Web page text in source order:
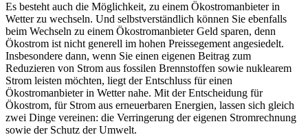
Es besteht auch die Möglichkeit, zu einem Ökostromanbieter in
Wetter zu wechseln. Und selbstverständlich können Sie ebenfalls
beim Wechseln zu einem Ökostromanbieter Geld sparen, denn
Ökostrom ist nicht generell im hohen Preissegement angesiedelt.
Insbesondere dann, wenn Sie einen eigenen Beitrag zum
Reduzieren von Strom aus fossilen Brennstoffen sowie nuklearem
Strom leisten möchten, liegt der Entschluss für einen
Ökostromanbieter in Wetter nahe. Mit der Entscheidung für
Ökostrom, für Strom aus erneuerbaren Energien, lassen sich gleich
zwei Dinge vereinen: die Verringerung der eigenen Stromrechnung
sowie der Schutz der Umwelt.